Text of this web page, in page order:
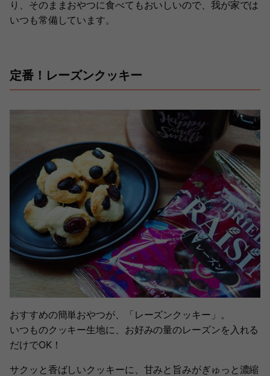
り、そのままおやつに食べてもおいしいので、我が家では
いつも常備しています。
定番！レーズンクッキー
おすすめの簡単おやつが、「レーズンクッキー」。
いつものクッキー生地に、お好みの量のレーズンを入れる
だけでOK！
サクッと香ばしいクッキーに、甘みと旨みがぎゅっと濃縮